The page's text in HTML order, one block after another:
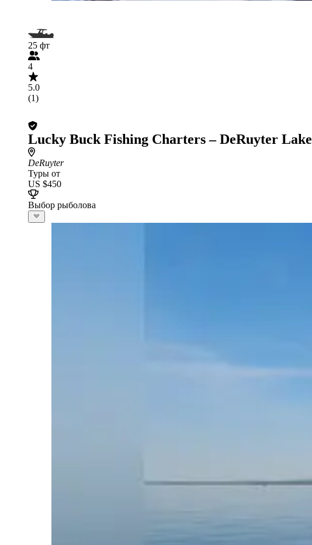
25 фт
4
5.0
(1)
Lucky Buck Fishing Charters – DeRuyter Lake
DeRuyter
Туры от
US $450
Выбор рыболова